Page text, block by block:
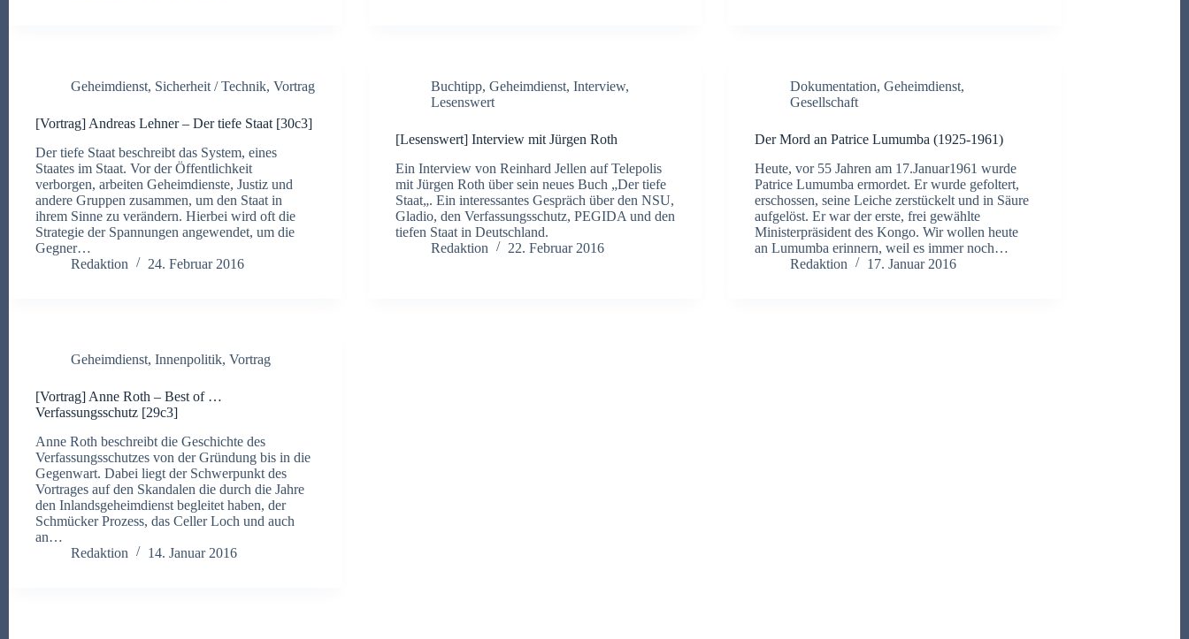
Geheimdienst, Sicherheit / Technik, Vortrag
[Vortrag] Andreas Lehner – Der tiefe Staat [30c3]
Der tiefe Staat beschreibt das System, eines
Staates im Staat. Vor der Öffentlichkeit
verborgen, arbeiten Geheimdienste, Justiz und
andere Gruppen zusammen, um den Staat in
ihrem Sinne zu verändern. Hierbei wird oft die
Strategie der Spannungen angewendet, um die
Gegner…
Redaktion
24. Februar 2016
Buchtipp, Geheimdienst, Interview,
Lesenswert
[Lesenswert] Interview mit Jürgen Roth
Ein Interview von Reinhard Jellen auf Telepolis
mit Jürgen Roth über sein neues Buch „Der tiefe
Staat„. Ein interessantes Gespräch über den NSU,
Gladio, den Verfassungsschutz, PEGIDA und den
tiefen Staat in Deutschland.
Redaktion
22. Februar 2016
Dokumentation,Geheimdienst,
Gesellschaft
Der Mord an Patrice Lumumba (1925-1961)
Heute, vor 55 Jahren am 17.Januar1961 wurde
Patrice Lumumba ermordet. Er wurde gefoltert,
erschossen, seine Leiche zerstückelt und in Säure
aufgelöst. Er war der erste, frei gewählte
Ministerpräsident des Kongo. Wir wollen heute
an Lumumba erinnern, weil es immer noch…
Redaktion
17. Januar 2016
Geheimdienst, Innenpolitik, Vortrag
[Vortrag] Anne Roth – Best of …
Verfassungsschutz [29c3]
Anne Roth beschreibt die Geschichte des
Verfassungsschutzes von der Gründung bis in die
Gegenwart. Dabei liegt der Schwerpunkt des
Vortrages auf den Skandalen die durch die Jahre
den Inlandsgeheimdienst begleitet haben, der
Schmücker Prozess, das Celler Loch und auch
an…
Redaktion
14. Januar 2016